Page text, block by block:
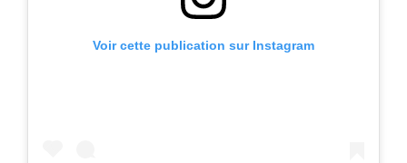
Voir cette publication sur Instagram